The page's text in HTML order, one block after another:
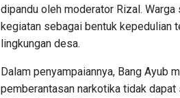
dipandu oleh moderator Rizal.
kegiatan sebagai bentuk kepedulian
lingkungan desa.
Dalam penyampaiannya, Bang Ayub
pemberantasan narkotika tidak